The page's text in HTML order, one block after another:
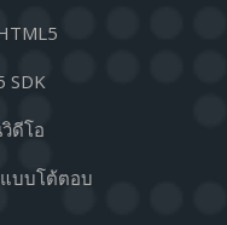
SDK
ดีโอ
บบโต้ตอบ